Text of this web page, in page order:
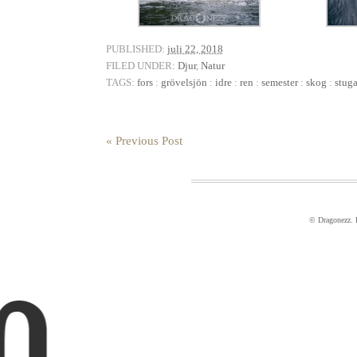
PUBLISHED: juli 22, 2018
FILED UNDER: Djur, Natur
TAGS: fors: grövelsjön : idre: ren : semester: skog : stuga
« Previous Post
© Dragonezz.